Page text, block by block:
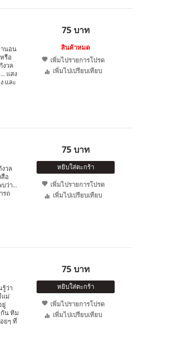
นอน
รือ
วล
แสง
และ
75 บาท
สินค้าหมด
เพิ่มไปรายการโปรด
เพิ่มไปเปรียบเทียบ
วล
อ
ว่า...
รถ
75 บาท
หยิบใส่ตะกร้า
เพิ่มไปรายการโปรด
เพิ่มไปเปรียบเทียบ
รู้ว่า
แม่
ยู่
น ทิม
ยๆ ที่
75 บาท
หยิบใส่ตะกร้า
เพิ่มไปรายการโปรด
เพิ่มไปเปรียบเทียบ